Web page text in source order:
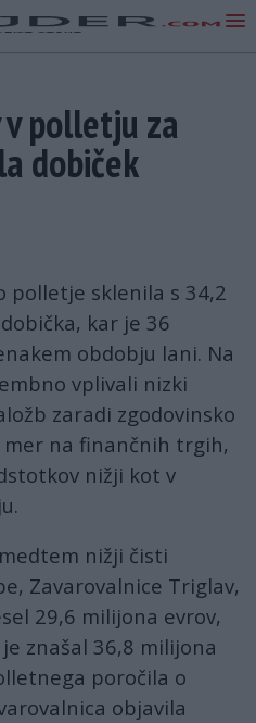
polletju za
dobiček
polletje sklenila s 34,2
kar je 36
obdobju lani. Na
vplivali nizki
zaradi zgodovinsko
na finančnih trgih,
nižji kot v
nižji čisti
Zavarovalnice Triglav,
29,6 milijona evrov,
znašal 36,8 milijona
poročila o
objavila